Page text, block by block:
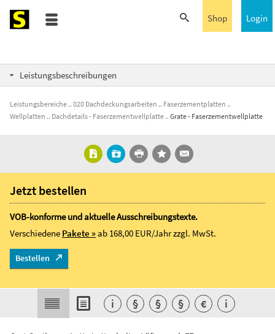
Login
Shop
Leistungsbeschreibungen
Leistungsbereiche 020 Dachdeckungsarbeiten
Faserzementplatten
Wellplatten
Dachdetails - Faserzementwellplatte Grate - Faserzementwellplatte
Jetzt bestellen
VOB-konforme und aktuelle Ausschreibungstexte.
Verschiedene Pakete »ab 168,00 EUR/Jahrzzgl. MwSt.
Bestellen
i § § § € i